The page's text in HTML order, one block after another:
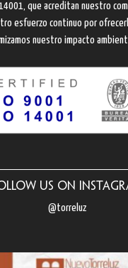
que acreditan nuestro
esfuerzo continuo por
nuestro impacto
us on
@torreluz